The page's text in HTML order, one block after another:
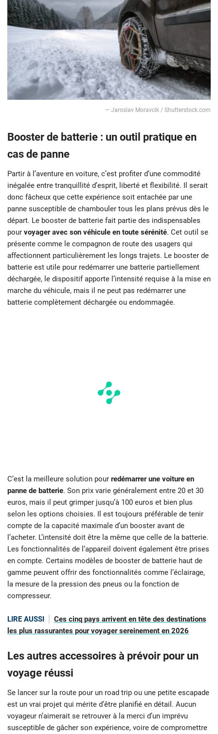
— Jaroslav Moravcik / Shutterstock.com
Booster de batterie : un outil pratique en
cas de panne
Partir à l’aventure en voiture, c’est profiter d’une commodité
inégalée entre tranquillité d’esprit, liberté et flexibilité. Il serait
donc fâcheux que cette expérience soit entachée par une
panne susceptible de chambouler tous les plans prévus dès le
départ. Le booster de batterie fait partie des indispensables
pour voyager avec son véhicule en toute sérénité. Cet outil se
présente comme le compagnon de route des usagers qui
affectionnent particulièrement les longs trajets. Le booster de
batterie est utile pour redémarrer une batterie partiellement
déchargée, le dispositif apporte l’intensité requise à la mise en
marche du véhicule, mais il ne peut pas redémarrer une
batterie complètement déchargée ou endommagée.
C’est la meilleure solution pour redémarrer une voiture en
panne de batterie. Son prix varie généralement entre 20 et 30
euros, mais il peut grimper jusqu’à 100 euros et bien plus
selon les options choisies. Il est toujours préférable de tenir
compte de la capacité maximale d’un booster avant de
l’acheter. L’intensité doit être la même que celle de la batterie.
Les fonctionnalités de l’appareil doivent également être prises
en compte. Certains modèles de booster de batterie haut de
gamme peuvent offrir des fonctionnalités comme l’éclairage,
la mesure de la pression des pneus ou la fonction de
compresseur.
LIRE AUSSI
Ces cinq pays arrivent en tête des destinations
les plus rassurantes pour voyager sereinement en 2026
Les autres accessoires à prévoir pour un
voyage réussi
Se lancer sur la route pour un road trip ou une petite escapade
est un vrai projet qui mérite d’être planifié en détail. Aucun
voyageur n’aimerait se retrouver à la merci d’un imprévu
susceptible de gâcher son expérience, voire de compromettre